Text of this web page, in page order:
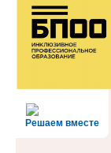
Решаем вместе